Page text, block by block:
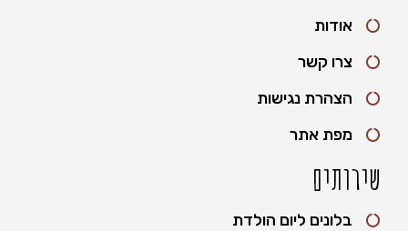
אודות
צרו קשר
הצהרת נגישות
מפת אתר
שירותים
בלונים ליום הולדת